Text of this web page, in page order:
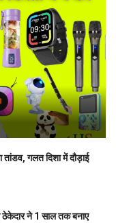
गलत दिशा में दौड़ाई
ठेकेदार ने 1 साल तक बनाए